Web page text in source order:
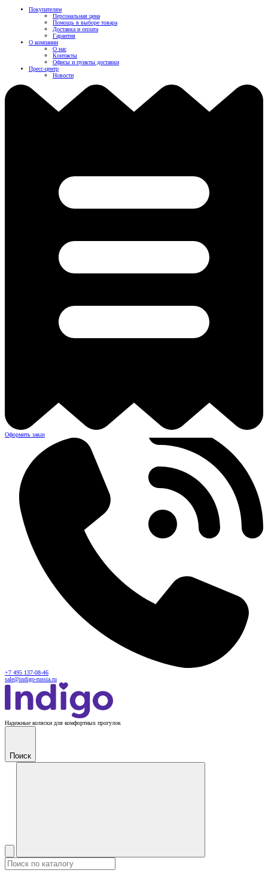
Покупателям
Персональная цена
Помощь в выборе товара
Доставка и оплата
Гарантия
О компании
О нас
Контакты
Офисы и пункты доставки
Пресс-центр
Новости
Оформить заказ
+7 495 137-08-46
sale@indigo-russia.ru
Надежные коляски для комфортных прогулок
Поиск